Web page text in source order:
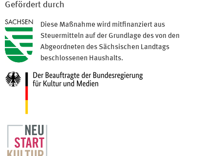
Gefördert durch
Diese Maßnahme wird mitfinanziert aus
Steuermitteln auf der Grundlage des von den
Abgeordneten des Sächsischen Landtags
beschlossenen Haushalts.